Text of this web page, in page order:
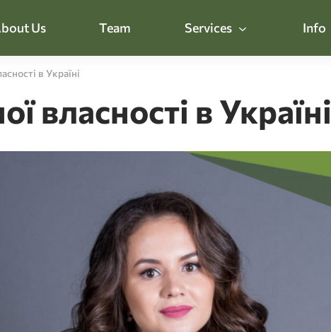
Us Team Services Info
в Україні
власності в Україні